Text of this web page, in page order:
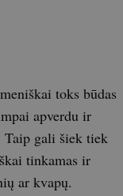
toks būdas
apverdu ir
gali šiek tiek
tinkamas ir
ar kvapų.